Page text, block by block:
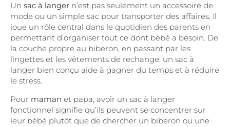
Un sac à langer n’est pas seulement un accessoire de
mode ou un simple sac pour transporter des affaires. Il
joue un rôle central dans le quotidien des parents en
permettant d’organiser tout ce dont bébé a besoin. De
la couche propre au biberon, en passant par les
lingettes et les vêtements de rechange, un sac à
langer bien conçu aide à gagner du temps et à réduire
le stress.
Pour maman et papa, avoir un sac à langer
fonctionnel signifie qu’ils peuvent se concentrer sur
leur bébé plutôt que de chercher un biberon ou une